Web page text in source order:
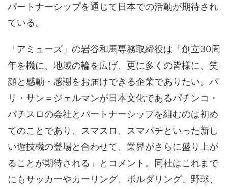
パートナーシップを通じて日本での活動が期待され
ている。
「アミューズ」の岩谷和馬専務取締役は「創立30周
年を機に、地域の輪を広げ、更に多くの皆様に、笑
顔と感動・感謝をお届けできる企業でありたい。パ
リ・サン＝ジェルマンが日本文化であるパチンコ・
パチスロの会社とパートナーシップを組むのは初め
てのことであり、スマスロ、スマパチといった新し
い遊技機の登場と合わせて、業界がさらに盛り上が
ることが期待される」とコメント。同社はこれまで
にもサッカーやカーリング、ボルダリング、野球、